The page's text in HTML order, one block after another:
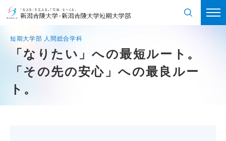
「なりたい」への最短ルート。
「その先の安心」への最良ルー
ト。